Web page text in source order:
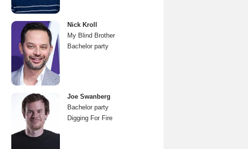
Nick Kroll
My Blind Brother
Bachelor party
Joe Swanberg
Bachelor party
Digging For Fire